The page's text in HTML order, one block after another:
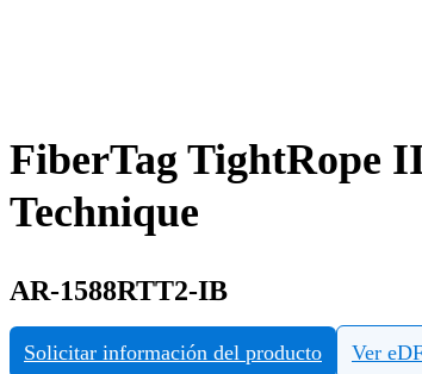
FiberTag TightRope
Technique
AR-1588RTT2-IB
Solicitar información del producto Ver